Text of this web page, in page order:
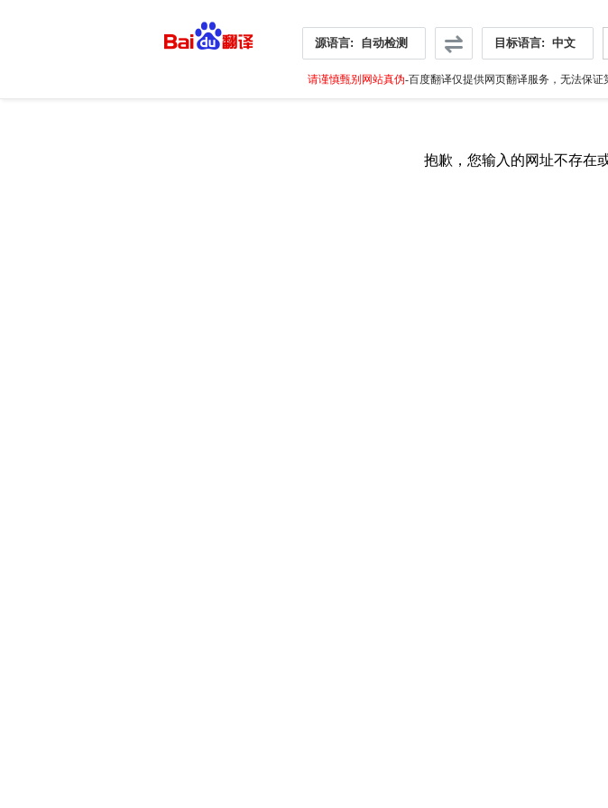
源语言: 自动检测 目标语言: 中文
请谨慎甄别网站真伪-百度翻译仅提供网页翻译服务，无法保